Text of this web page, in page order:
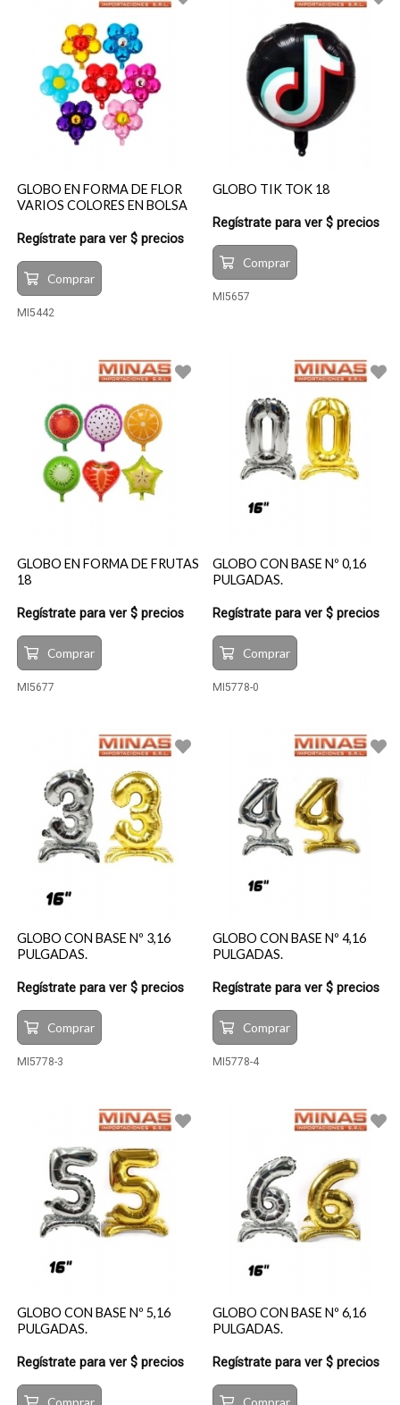
GLOBO EN FORMA DE FLOR
VARIOS COLORES EN BOLSA
Regístrate para ver $ precios
Comprar
MI5442
GLOBO TIK TOK 18
Regístrate para ver $ precios
Comprar
MI5657
GLOBO EN FORMA DE FRUTAS
18
Regístrate para ver $ precios
Comprar
MI5677
GLOBO CON BASE Nº 0,16
PULGADAS.
Regístrate para ver $ precios
Comprar
MI5778-0
GLOBO CON BASE Nº 3,16
PULGADAS.
Regístrate para ver $ precios
Comprar
MI5778-3
GLOBO CON BASE Nº 4,16
PULGADAS.
Regístrate para ver $ precios
Comprar
MI5778-4
GLOBO CON BASE Nº 5,16
PULGADAS.
Regístrate para ver $ precios
Comprar
GLOBO CON BASE Nº 6,16
PULGADAS.
Regístrate para ver $ precios
Comprar